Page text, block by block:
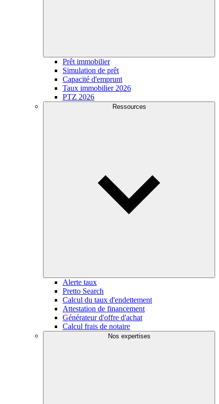
Prêt immobilier
Simulation de prêt
Capacité d'emprunt
Taux immobilier 2026
PTZ 2026
Ressources
Alerte taux
Pretto Search
Calcul du taux d'endettement
Attestation de financement
Générateur d'offre d'achat
Calcul frais de notaire
Nos expertises